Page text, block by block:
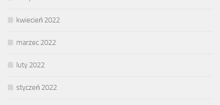
kwiecień 2022
marzec 2022
luty 2022
styczeń 2022